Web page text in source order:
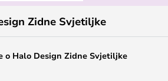
Zidne Svjetiljke
o Halo Design Zidne Svjetiljke